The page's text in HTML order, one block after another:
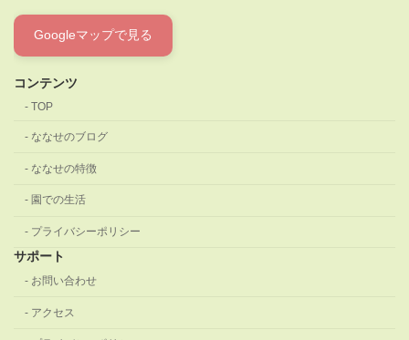
Googleマップで見る
コンテンツ
TOP
ななせのブログ
ななせの特徴
園での生活
プライバシーポリシー
サポート
お問い合わせ
アクセス